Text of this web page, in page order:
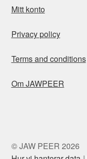
Mitt konto
Privacy policy
Terms and conditions
Om JAWPEER
© JAW PEER 2026